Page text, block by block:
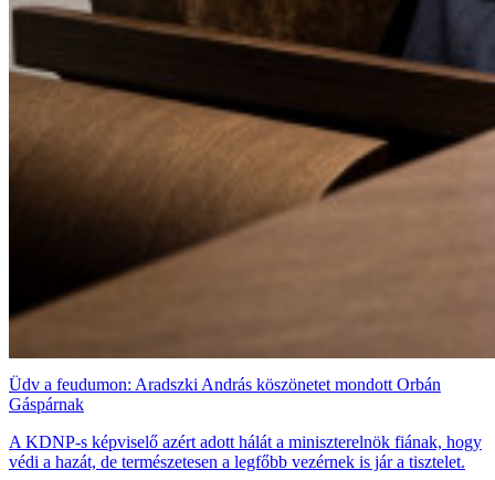
Üdv a feudumon: Aradszki András köszönetet mondott Orbán
Gáspárnak
A KDNP-s képviselő azért adott hálát a miniszterelnök fiának, hogy
védi a hazát, de természetesen a legfőbb vezérnek is jár a tisztelet.